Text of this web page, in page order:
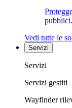
pubblici.
Vedi tutte le
Servizi
Servizi
Servizi gestiti
Wayfinder